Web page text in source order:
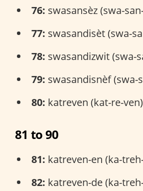
76: swasansèz (swa-
77: swasandisèt (swa-
78: swasandizwit (swa-
79: swasandisnèf (swa-
80: katreven (kat-re-ven)
81 to 90
81: katreven-en (ka-
82: katreven-de (ka-